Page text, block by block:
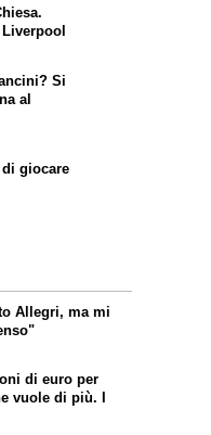
Si
al
giocare
Allegri, ma mi
di euro per
vuole di più. I